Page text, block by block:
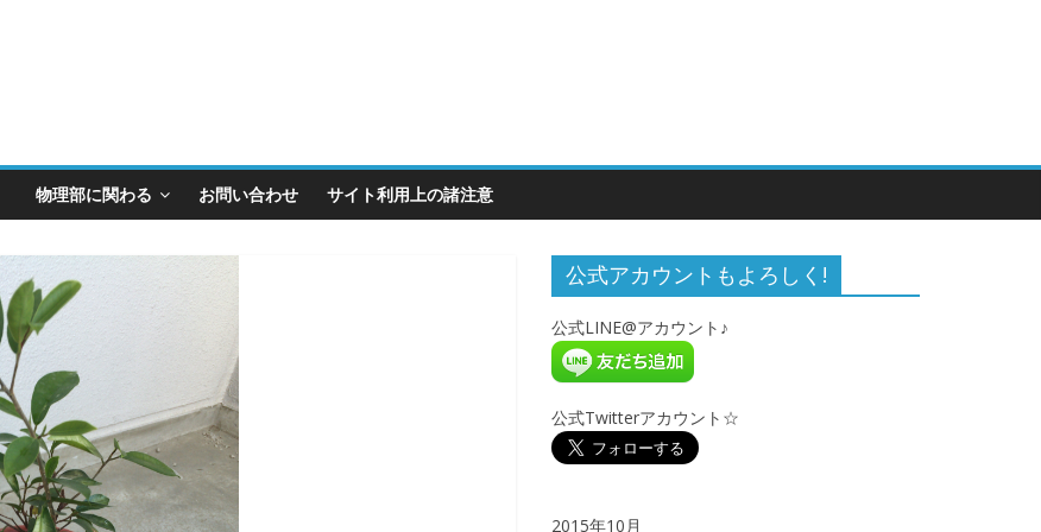
物理部に関わる お問い合わせ サイト利用上の諸注意
公式アカウントもよろしく!
公式LINE@アカウント♪
公式Twitterアカウント☆
2015年10月